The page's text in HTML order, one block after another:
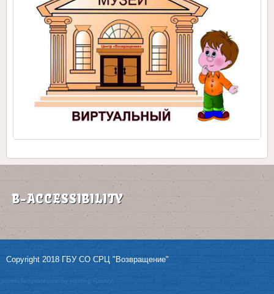
B-ACCESSIBILITY
Copyright 2018 ГБУ СО СРЦ "Возвращение"
by Hosting Ratings